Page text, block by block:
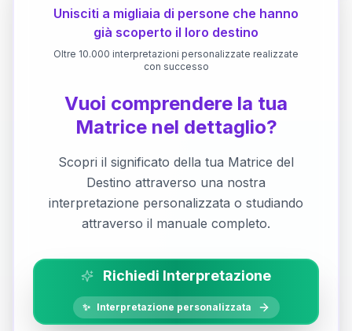
Unisciti a migliaia di persone che hanno
già scoperto il loro destino
Oltre 10.000 interpretazioni personalizzate realizzate
con successo
Vuoi comprendere la tua
Matrice nel dettaglio?
Scopri il significato della tua Matrice del
Destino attraverso una nostra
interpretazione personalizzata o studiando
attraverso il manuale completo.
Richiedi Interpretazione
✨ Interpretazione personalizzata